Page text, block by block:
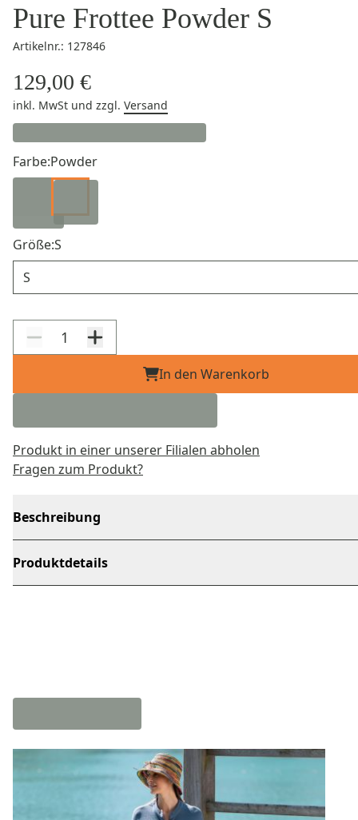
Pure Frottee Powder S
Artikelnr.: 127846
129,00 €
inkl. MwSt und zzgl. Versand
Farbe:Powder
Größe:S
In den Warenkorb
Produkt in einer unserer Filialen abholen
Fragen zum Produkt?
Beschreibung
Produktdetails